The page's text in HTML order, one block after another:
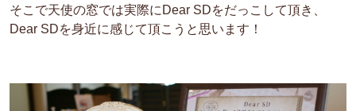
そこで天使の窓では実際にDear SDをだっこして頂き、
Dear SDを身近に感じて頂こうと思います！